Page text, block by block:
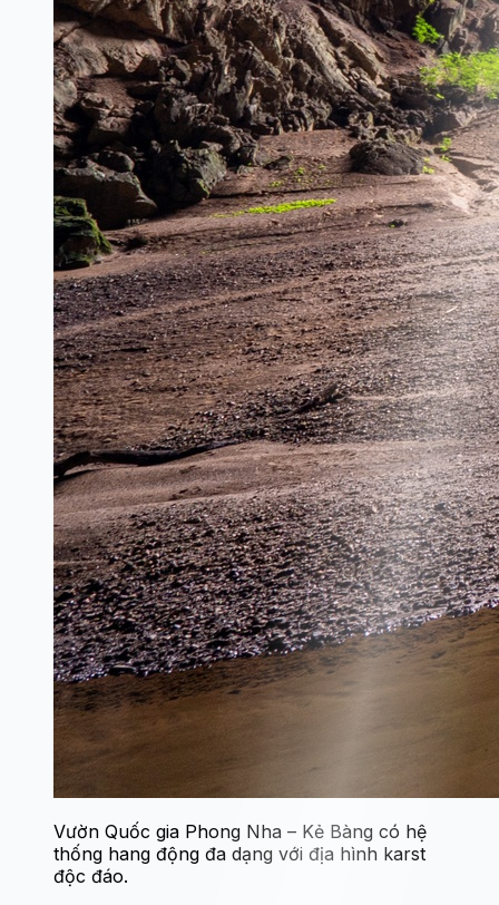
Vườn Quốc gia Phong Nha – Kẻ Bàng có hệ
thống hang động đa dạng với địa hình karst
độc đáo.